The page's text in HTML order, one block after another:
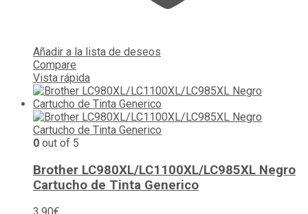
Añadir a la lista de deseos
Compare
Vista rápida
0 out of 5
Brother LC980XL/LC1100XL/LC985XL Negro
Cartucho de Tinta Generico